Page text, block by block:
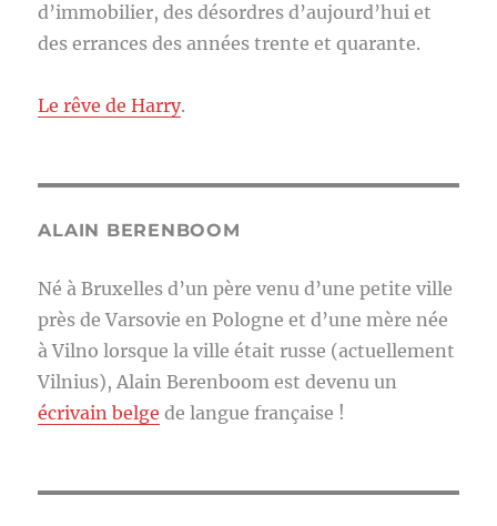
d’immobilier, des désordres d’aujourd’hui et
des errances des années trente et quarante.
Le rêve de Harry.
ALAIN BERENBOOM
Né à Bruxelles d’un père venu d’une petite ville
près de Varsovie en Pologne et d’une mère née
à Vilno lorsque la ville était russe (actuellement
Vilnius), Alain Berenboom est devenu un
écrivain belge de langue française !